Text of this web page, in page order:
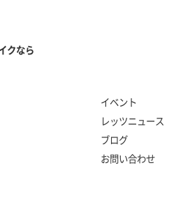
クなら
イベント
レッツニュース
ブログ
お問い合わせ